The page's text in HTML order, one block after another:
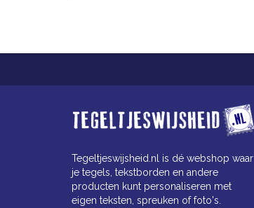
Tegeltjeswijsheid.nl is dé webshop waar
je tegels, tekstborden en andere
producten kunt personaliseren met
eigen teksten, spreuken of foto's.